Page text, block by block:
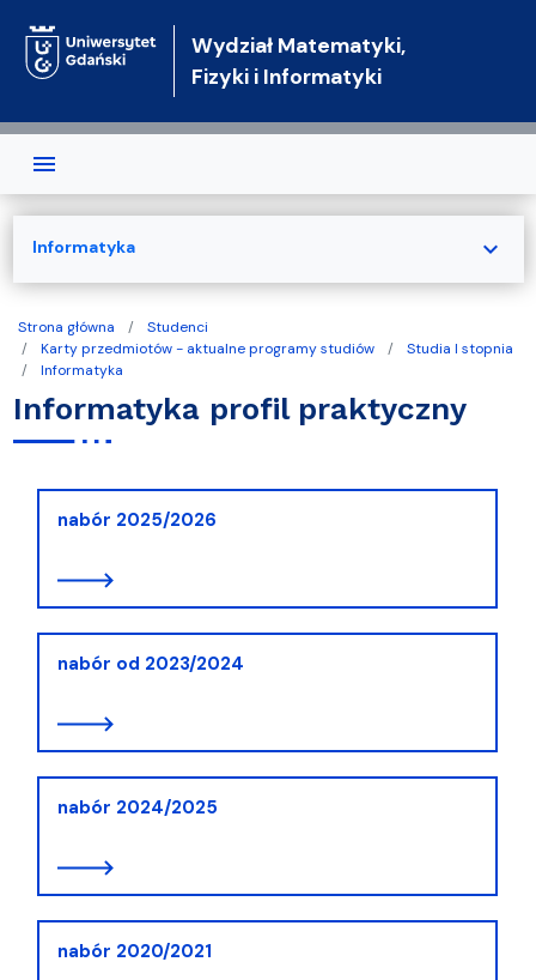
Wydział Matematyki,
Fizyki i Informatyki
Strona główna
Studenci
Karty przedmiotów - aktualne programy studiów
Studia I stopnia
Informatyka
Informatyka profil praktyczny
nabór 2025/2026
nabór od 2023/2024
nabór 2024/2025
nabór 2020/2021
Informatyka expand_more